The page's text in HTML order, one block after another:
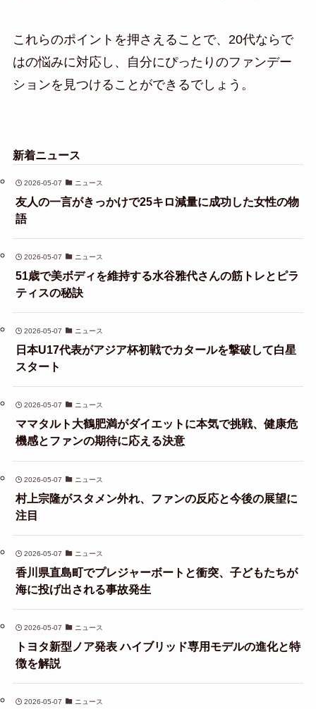
これらのポイントを押さえることで、20代ならで
はの悩みに対応し、自分にぴったりのファンデー
ションを見つけることができるでしょう。
新着ニュース
2026-05-07 ニュース
友人の一言がきっかけで25キロ減量に成功した女性の物
語
2026-05-07 ニュース
51歳で美ボディを維持する水谷雅代さんの筋トレとピラ
ティスの秘訣
2026-05-07 ニュース
日本U17代表がアジア杯初戦でカタールを撃破して白星
スタート
2026-05-07 ニュース
ママタルト大鶴肥満がダイエットに本気で挑戦、健康危
機感とファンの期待に応える決意
2026-05-07 ニュース
村上宗隆がスタメン外れ、ファンの反応と今後の展望に
注目
2026-05-07 ニュース
香川県直島町でプレジャーボートと衝突、子どもたちが
海に投げ出される事故発生
2026-05-07 ニュース
トヨタ新型ノア発表 ハイブリッド専用モデルの進化と特
徴を解説
2026-05-07 ニュース